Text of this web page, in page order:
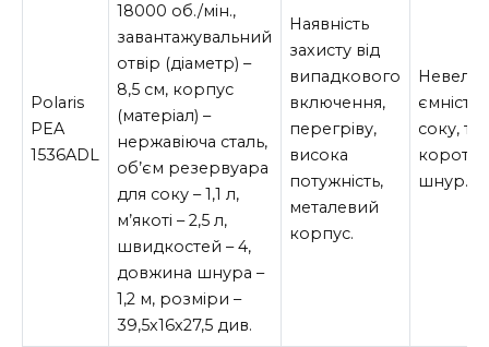
Polaris
PEA
1536ADL
18000 об./мін.,
завантажувальний
отвір (діаметр) –
8,5 см, корпус
(матеріал) –
нержавіюча сталь,
об’єм резервуара
для соку – 1,1 л,
м’якоті – 2,5 л,
швидкостей – 4,
довжина шнура –
1,2 м, розміри –
39,5х16х27,5 див.
Наявність
захисту від
випадкового
включення,
перегріву,
висока
потужність,
металевий
корпус.
ємність
соку,
шнур.